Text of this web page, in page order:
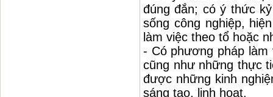
đúng đắn; có ý thức
sống công nghiệp,
làm việc theo tổ hoặc
- Có phương pháp làm
cũng như những thực
được những kinh
sáng tạo, linh hoạt.